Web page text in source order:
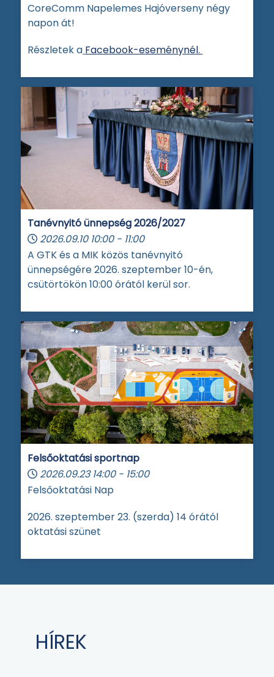
CoreComm Napelemes Hajóverseny négy
napon át!
Részletek a Facebook-eseménynél.
Tanévnyitó ünnepség 2026/2027
2026.09.10 10:00 - 11:00
A GTK és a MIK közös tanévnyitó
ünnepségére 2026. szeptember 10-én,
csütörtökön 10:00 órától kerül sor.
Felsőoktatási sportnap
2026.09.23 14:00 - 15:00
Felsőoktatási Nap
2026. szeptember 23. (szerda) 14 órától
oktatási szünet
HÍREK